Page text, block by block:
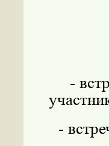
-
-